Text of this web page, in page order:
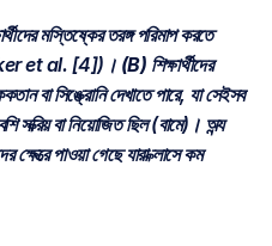
মস্তিষ্কের তরঙ্গ পরিমাপ করতে
et al. [4])। (B) শিক্ষার্থীদের
বা সিঙ্ক্রোনি দেখাতে পারে, যা সেইসব
সক্রিয় বা নিয়োজিত ছিল (বামে)। অন্য
ক্ষেত্রে পাওয়া গেছে যারা ক্লাসে কম